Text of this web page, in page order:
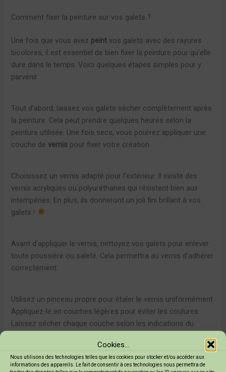
Cookies...
Nous utilisons des technologies telles que les cookies pour stocker et/ou accéder aux
informations des appareils. Le fait de consentir à ces technologies nous permettra de
Comment fixer la peinture sur vos galets ?
Une fois que vous avez peint vos galets avec des rayures
bicolores, il est essentiel de bien fixer la peinture pour qu’elle
dure dans le temps. Voici quelques étapes simples pour y
parvenir.
Tout d’abord, laissez vos galets sécher complètement après
la peinture. Cela peut prendre quelques heures selon la
peinture utilisée. Une fois secs, vous pourrez appliquer une
couche de vernis pour fixer votre création.
Choisissez un vernis adapté pour l’extérieur. Il existe des
vernis acryliques ou polyuréthanes qui résistent bien aux
intempéries. En plus, ils donneront un joli fini brillant à vos
galets !
Avant d’appliquer le vernis, nettoyez vos galets pour enlever
toute poussière ou saleté. Cela permettra au vernis d’adhérer
correctement.
Utilisez un pinceau propre pour étaler le vernis uniformément.
Appliquez-le en couches légères pour éviter les coulures.
Laissez sécher chaque couche selon les indications du